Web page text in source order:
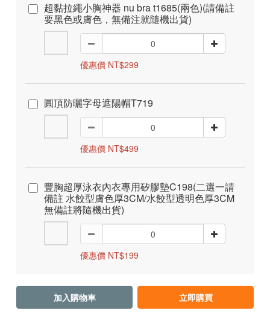
超黏拉繩小胸神器 nu bra t1685(兩色)(請備註
要黑色或膚色，無備注就隨機出貨)
優惠價 NT$299
圓頂防曬字母遮陽帽T719
優惠價 NT$499
豐胸超厚泳衣內衣專用矽膠墊C198(二選一請
備註 水餃型膚色厚3CM/水餃型透明色厚3CM
無備註將隨機出貨)
優惠價 NT$199
加入購物車 立即購買